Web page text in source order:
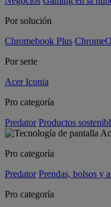
Por solución
Chromebook Plus
Por serie
Acer Iconia
Pro categoría
Predator Productos
Pro categoría
Predator Prendas, bolsos y
Pro categoría